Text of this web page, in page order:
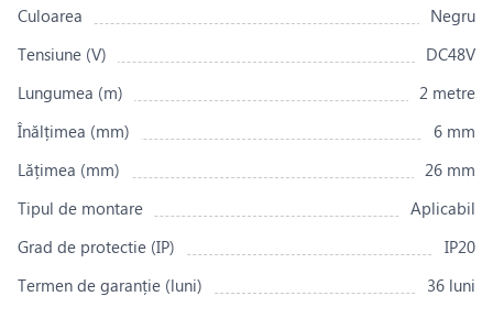
Culoarea
Negru
Tensiune (V)
DC48V
Lungumea (m)
2 metre
Înălțimea (mm)
6 mm
Lățimea (mm)
26 mm
Tipul de montare
Aplicabil
Grad de protectie (IP)
IP20
Termen de garanție (luni)
36 luni